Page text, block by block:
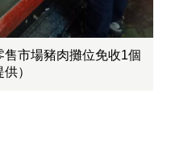
市場豬肉攤位免收1個
）